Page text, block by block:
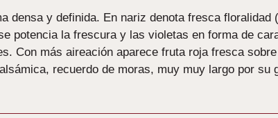
densa y definida. En nariz denota fresca
potencia la frescura y las violetas en forma de
Con más aireación aparece fruta roja fresca
recuerdo de moras, muy muy largo por su